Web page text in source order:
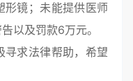
形镜；未能提供医师
以及罚款6万元。
求法律帮助，希望